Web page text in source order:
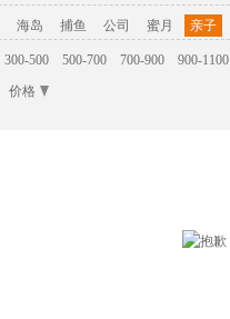
海岛 捕鱼 公司 蜜月 亲子
300-500 500-700 700-900 900-1100
价格